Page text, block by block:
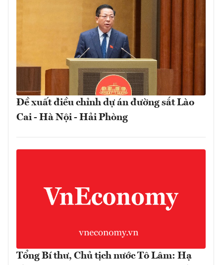
Đề xuất điều chỉnh dự án đường sắt Lào
Cai - Hà Nội - Hải Phòng
Tổng Bí thư, Chủ tịch nước Tô Lâm: Hạ